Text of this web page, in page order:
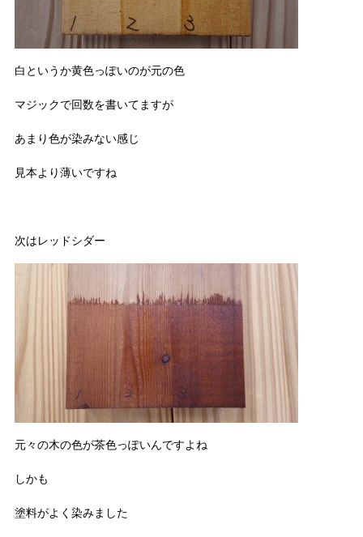
白というか黄色っぽいのが元の色
マジックで回数を書いてますが
あまり色が染みない感じ
見本より薄いですね
次はレッドシダー
元々の木の色が茶色っぽいんですよね
しかも
塗料がよく染みました